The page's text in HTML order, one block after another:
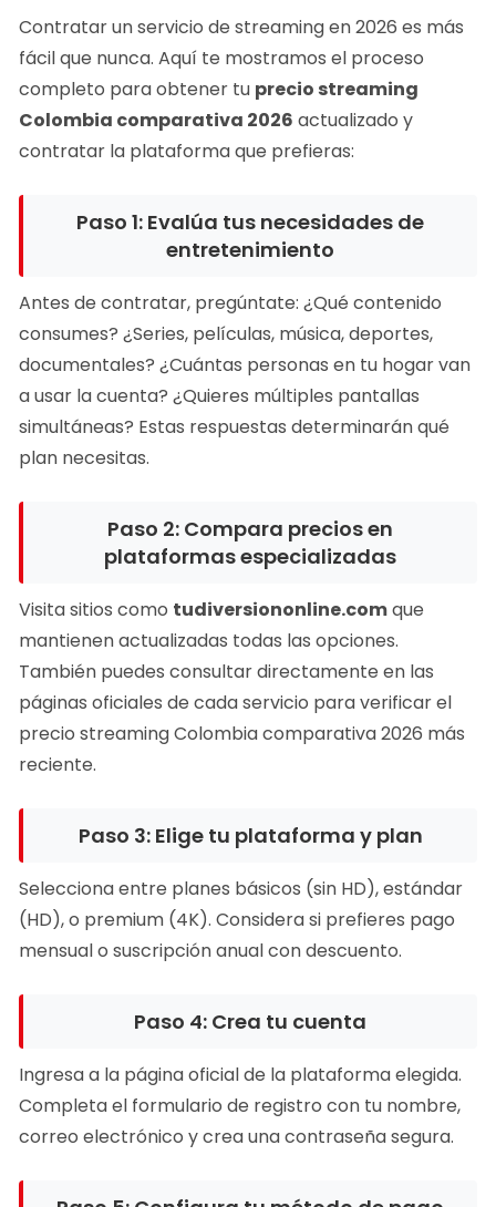
Contratar un servicio de streaming en 2026 es más
fácil que nunca. Aquí te mostramos el proceso
completo para obtener tu precio streaming
Colombia comparativa 2026 actualizado y
contratar la plataforma que prefieras:
Paso 1: Evalúa tus necesidades de
entretenimiento
Antes de contratar, pregúntate: ¿Qué contenido
consumes? ¿Series, películas, música, deportes,
documentales? ¿Cuántas personas en tu hogar van
a usar la cuenta? ¿Quieres múltiples pantallas
simultáneas? Estas respuestas determinarán qué
plan necesitas.
Paso 2: Compara precios en
plataformas especializadas
Visita sitios como tudiversiononline.comque
mantienen actualizadas todas las opciones.
También puedes consultar directamente en las
páginas oficiales de cada servicio para verificar el
precio streaming Colombia comparativa 2026 más
reciente.
Paso 3: Elige tu plataforma y plan
Selecciona entre planes básicos (sin HD), estándar
(HD), o premium (4K). Considera si prefieres pago
mensual o suscripción anual con descuento.
Paso 4: Crea tu cuenta
Ingresa a la página oficial de la plataforma elegida.
Completa el formulario de registro con tu nombre,
correo electrónico y crea una contraseña segura.